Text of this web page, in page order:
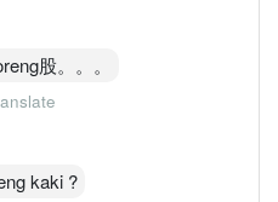
股。。。
kaki ?